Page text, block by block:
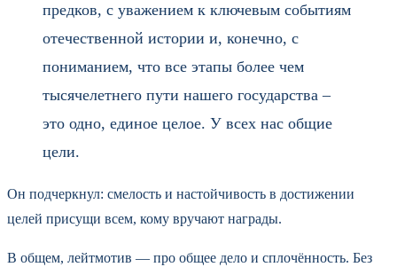
предков, с уважением к ключевым событиям
отечественной истории и, конечно, с
пониманием, что все этапы более чем
тысячелетнего пути нашего государства –
это одно, единое целое. У всех нас общие
цели.
Он подчеркнул: смелость и настойчивость в достижении
целей присущи всем, кому вручают награды.
В общем, лейтмотив — про общее дело и сплочённость. Без